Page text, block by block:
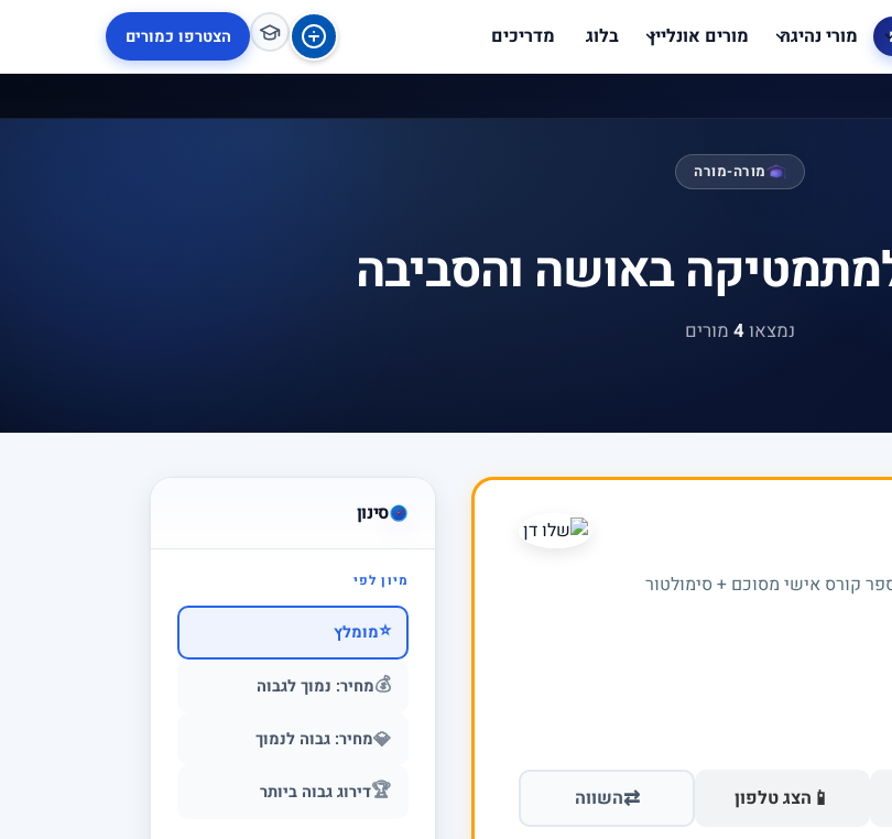
מורי נהיגה מורים אונליין בלוג מדריכים הצטרפו כמורים
מורה-מורה
באושה והסביבה
נמצאו 4 מורים
סינון
מיון לפי
⭐מומלץ
💰מחיר: נמוך לגבוה
💎מחיר: גבוה לנמוך
🏆דירוג גבוה ביותר
קורס אישי מסוכם + סימולטור
📱 הצג טלפון ⇄השווה